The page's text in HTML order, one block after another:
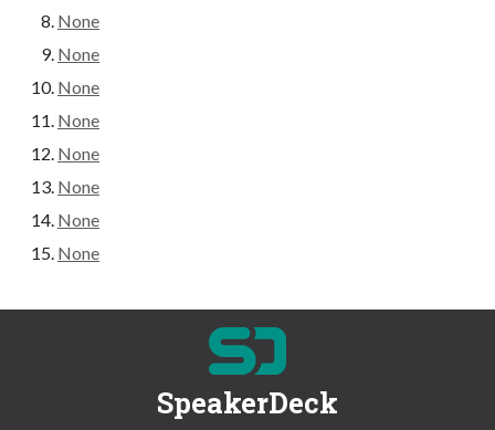
None
None
None
None
None
None
None
None
SpeakerDeck